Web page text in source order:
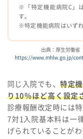
※「特定機能病院C」
す。
※特定機能病院はいず
出典：厚生労働省
https://www.mhlw.go.jp/
同じ入院でも、特定
り10％ほど高く設定
診療報酬改定時には
7対1入院基本料は一
げられていることがわ